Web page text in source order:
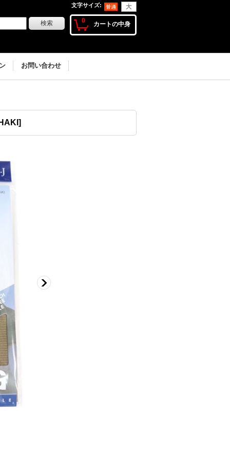
文字サイズ:
0 カートの中身
お問い合わせ
]